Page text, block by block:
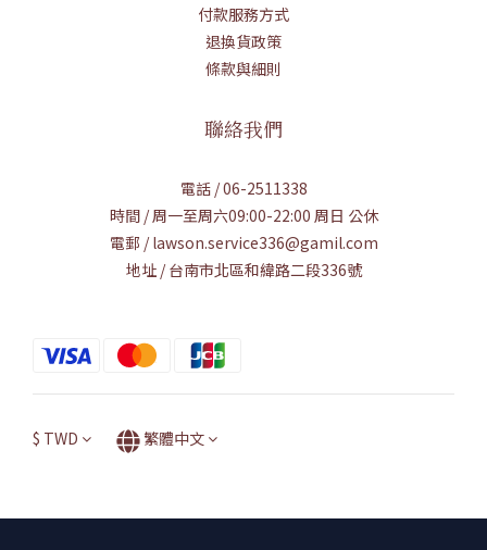
付款服務方式
退換貨政策
條款與細則
聯絡我們
電話 / 06-2511338
時間 / 周一至周六09:00-22:00 周日 公休
電郵 / lawson.service336@gamil.com
地址 / 台南市北區和緯路二段336號
$ TWD 繁體中文